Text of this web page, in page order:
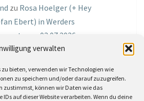
verwalten
bieten, verwenden wir Technologien wie
zu speichern und/oder darauf zuzugreifen.
zustimmst, können wir Daten wie das
auf dieser Website verarbeiten. Wenn du deine
zu Rosa Hoelger (+ Hey
Ebert) in Werders
am 03.07.2026
08.09.2025 mit Joe Astray
zuMiri in the Green in der